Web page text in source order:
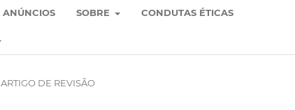
ANÚNCIOS SOBRE CONDUTAS ÉTICAS
ARTIGO DE REVISÃO